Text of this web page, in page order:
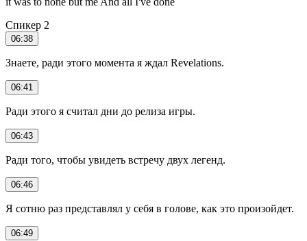
Спикер 2
06:38
Знаете, ради этого момента я ждал Revelations.
06:41
Ради этого я считал дни до релиза игры.
06:43
Ради того, чтобы увидеть встречу двух легенд.
06:46
Я сотню раз представлял у себя в голове, как это произойдет.
06:49